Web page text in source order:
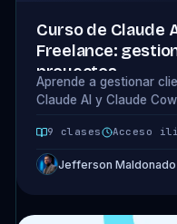
Curso de Claude
Freelance:
proyectos
Aprende a gestionar
Claude AI y Claude
copiar.
9 clases Acceso
Jefferson Maldonado